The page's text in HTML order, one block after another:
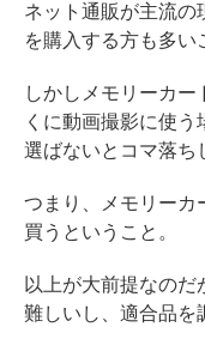
ネット通販が主流の
を購入する方も多い
しかしメモリーカー
くに動画撮影に使
選ばないとコマ落ち
つまり、メモリーカ
買うということ。
以上が大前提なの
難しいし、適合品を